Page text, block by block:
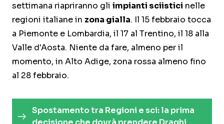
settimana riapriranno gli impianti sciistici nelle
regioni italiane in zona gialla. Il 15 febbraio tocca
a Piemonte e Lombardia, il 17 al Trentino, il 18 alla
Valle d'Aosta. Niente da fare, almeno per il
momento, in Alto Adige, zona rossa almeno fino
al 28 febbraio.
Spostamento tra Regioni e sci: la prima